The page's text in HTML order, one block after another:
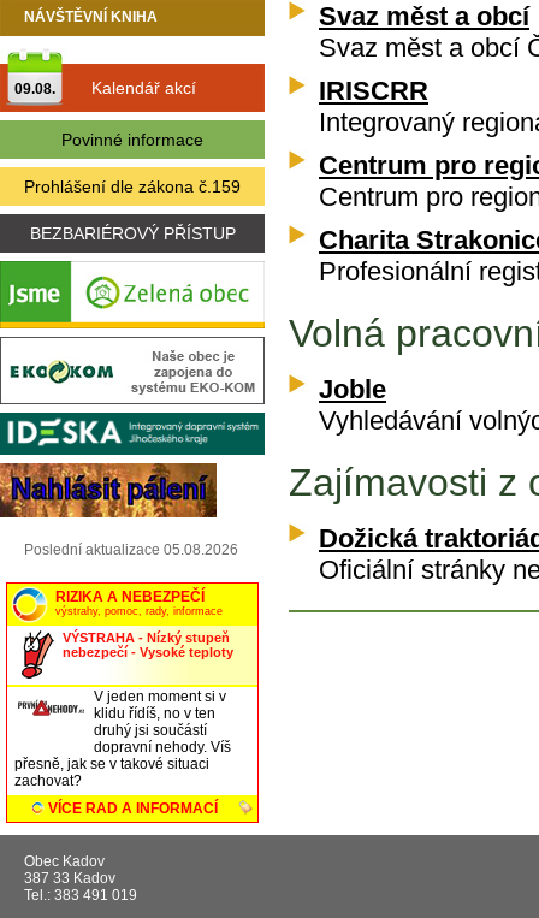
Svaz měst a obcí
Svaz měst a obcí
IRISCRR
Integrovaný
Centrum pro
Centrum pro
Charita
Profesionální
Volná
Joble
Vyhledávání
Zajímavosti z
Dožická
Oficiální stránky
NÁVŠTĚVNÍ KNIHA
09.08. Kalendář akcí
Povinné informace
Prohlášení dle zákona č.159
BEZBARIÉROVÝ PŘÍSTUP
Poslední aktualizace 05.08.2026
Obec Kadov
387 33 Kadov
Tel.: 383 491 019